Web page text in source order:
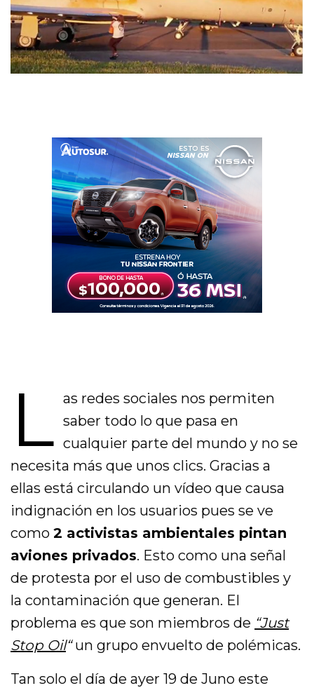
L as redes sociales nos permiten
saber todo lo que pasa en
cualquier parte del mundo y no se
necesita más que unos clics. Gracias a
ellas está circulando un vídeo que causa
indignación en los usuarios pues se ve
como2 activistas ambientales pintan
aviones privados. Esto como una señal
de protesta por el uso de combustibles y
la contaminación que generan. El
problema es que son miembros de “Just
Stop Oil“un grupo envuelto de polémicas.
Tan solo el día de ayer 19 de Juno este